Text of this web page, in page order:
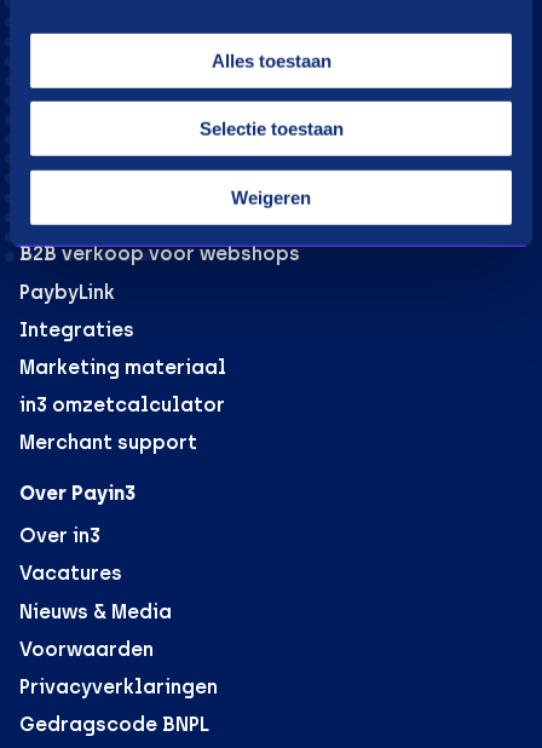
Alles toestaan
Selectie toestaan
Weigeren
Klantenservice
Moeite met betalen?
Webshops
B2B verkoop voor webshops
PaybyLink
Integraties
Marketing materiaal
in3 omzetcalculator
Merchant support
Over Payin3
Over in3
Vacatures
Nieuws & Media
Voorwaarden
Privacyverklaringen
Gedragscode BNPL